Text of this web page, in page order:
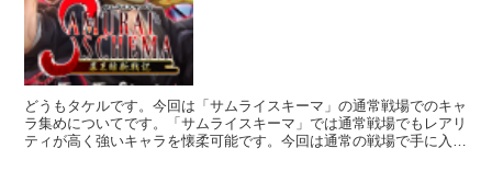
どうもタケルです。今回は「サムライスキーマ」の通常戦場でのキャ
ラ集めについてです。「サムライスキーマ」では通常戦場でもレアリ
ティが高く強いキャラを懐柔可能です。今回は通常の戦場で手に入る